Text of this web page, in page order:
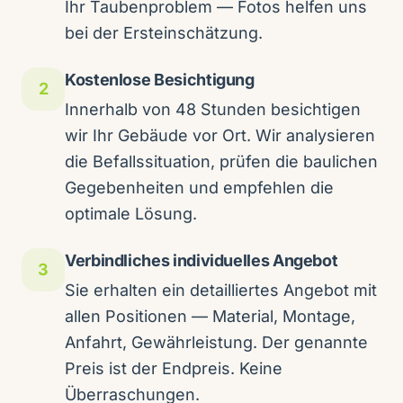
Ihr Taubenproblem — Fotos helfen uns
bei der Ersteinschätzung.
2
Kostenlose Besichtigung
Innerhalb von 48 Stunden besichtigen
wir Ihr Gebäude vor Ort. Wir analysieren
die Befallssituation, prüfen die baulichen
Gegebenheiten und empfehlen die
optimale Lösung.
3
Verbindliches individuelles Angebot
Sie erhalten ein detailliertes Angebot mit
allen Positionen — Material, Montage,
Anfahrt, Gewährleistung. Der genannte
Preis ist der Endpreis. Keine
Überraschungen.